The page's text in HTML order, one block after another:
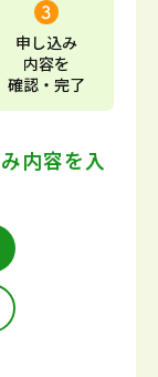
申し込み
内容を
確認・完了
内容を入